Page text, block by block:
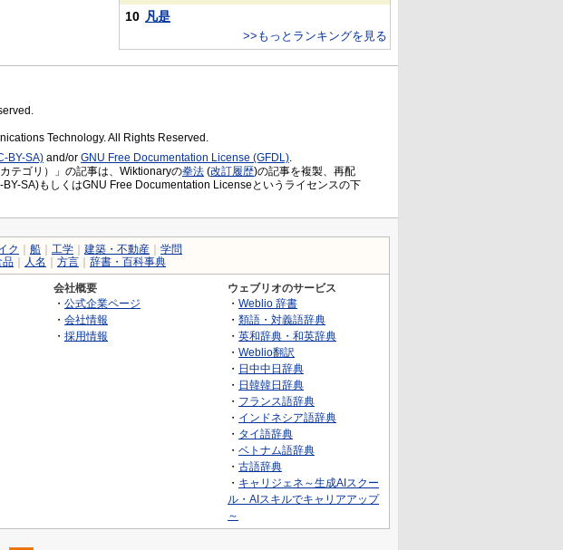
10 凡是
>>もっとランキングを見る
Technology. All Rights Reserved.
BY-SA) and/or GNU Free Documentation License (GFDL).
テゴリ）」の記事は、Wiktionaryの拳法 (改訂履歴)の記事を複製、再配
SA)もしくはGNU Free Documentation Licenseというライセンスの下
ク 船 工学 建築・不動産
学問
品 人名 方言 辞書・百科事典
会社概要
・ 公式企業ページ
・ 会社情報
・ 採用情報
ウェブリオのサービス
・ Weblio 辞書
・ 類語・対義語辞典
・ 英和辞典・和英辞典
・ Weblio翻訳
・ 日中中日辞典
・ 日韓韓日辞典
・ フランス語辞典
・ インドネシア語辞典
・ タイ語辞典
・ ベトナム語辞典
・ 古語辞典
・ キャリジェネ～生成AIスクー
ル・AIスキルでキャリアアップ
～